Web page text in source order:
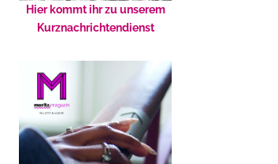
Hier kommt ihr zu unserem
Kurznachrichtendienst